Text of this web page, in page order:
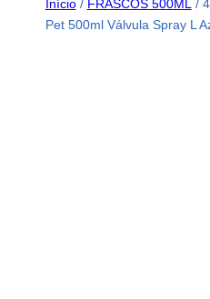
Início/ FRASCOS 500ML /
Pet 500ml Válvula Spray L